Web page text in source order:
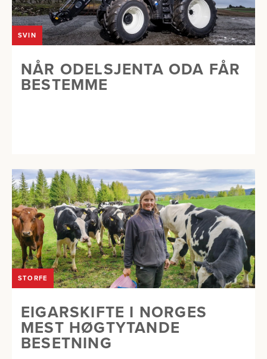
SVIN
NÅR ODELSJENTA ODA FÅR
BESTEMME
STORFE
EIGARSKIFTE I NORGES
MEST HØGTYTANDE
BESETNING